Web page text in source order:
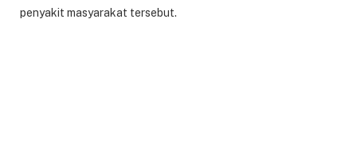
penyakit masyarakat tersebut.